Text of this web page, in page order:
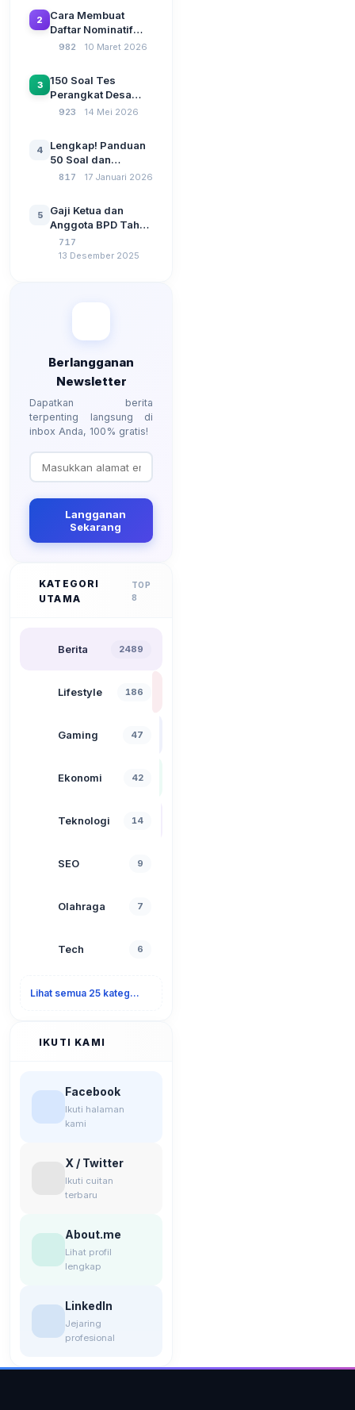
CAT Berbasis UU
Desa No. 3 Tahun
2024
2
Cara Membuat
Daftar Nominatif
Siltap di Aplikasi
SPP Pencairan
Dana Desa
982 10 Maret 2026
3
150 Soal Tes
Perangkat Desa
2026: Administrasi
Kebangsaan, dan
Komputer Beserta
Jawaban Paling
923 14 Mei 2026
4
Lengkap! Panduan
50 Soal dan
Jawaban Tes
Berdasarkan UU No
3 Tahun 2024
817 17 Januari 2026
5
Gaji Ketua dan
Anggota BPD Tahun
2026, Berapa
Besarannya? Ada
717
13 Desember 2025
Berlangganan
Newsletter
Dapatkan berita
terpenting langsung di
inbox Anda, 100% gratis!
Langganan
Sekarang
KATEGORI
UTAMA
TOP
8
Berita 2489
Lifestyle 186
Gaming 47
Ekonomi 42
Teknologi 14
SEO 9
Olahraga 7
Tech 6
Lihat semua 25 kategori
IKUTI KAMI
Facebook
Ikuti halaman
kami
X / Twitter
Ikuti cuitan
terbaru
About.me
Lihat profil
lengkap
LinkedIn
Jejaring
profesional